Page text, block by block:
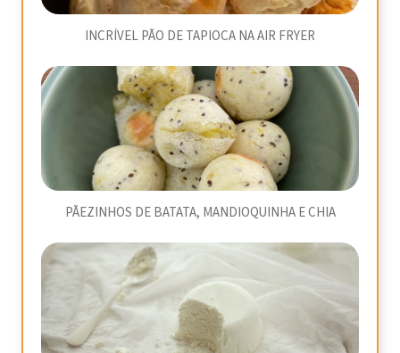
INCRÍVEL PÃO DE TAPIOCA NA AIR FRYER
PÃEZINHOS DE BATATA, MANDIOQUINHA E CHIA